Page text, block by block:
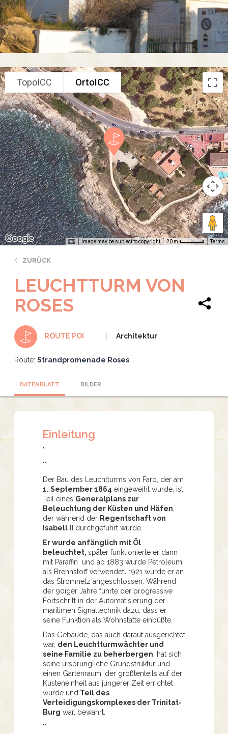
TopoICC OrtoICC
Image may be subject to copyright 20 m Terms
ZURÜCK
LEUCHTTURM VON
ROSES
ROUTE POI Architektur
Route: Strandpromenade Roses
DATENBLATT BILDER
Einleitung
"
""
Der Bau des Leuchtturms von Faro, der am
1. September 1864 eingeweiht wurde, ist
Teil eines Generalplans zur
Beleuchtung der Küsten und Häfen
der während der Regentschaft von
Isabell II
durchgeführt wurde.
Er wurde anfänglich mit Öl
beleuchtet, später funktionierte er dann
mit Paraffin und ab 1883 wurde Petroleum
als Brennstoff verwendet. 1921 wurde er an
das Stromnetz angeschlossen. Während
der 90iger Jahre führte der progressive
Fortschritt in der Automatisierung der
maritimen Signaltechnik dazu, dass er
seine Funktion als Wohnstätte einbüßte.
Das Gebäude, das auch darauf ausgerichtet
war, den Leuchtturmwächter und
seine Familie zu beherbergen , hat sich
seine ursprüngliche Grundstruktur und
einen Gartenraum, der größtenteils auf der
Küsteneinheit aus jüngerer Zeit errichtet
wurde und Teil des
Verteidigungskomplexes der Trinitat-
Burg war, bewahrt.
""